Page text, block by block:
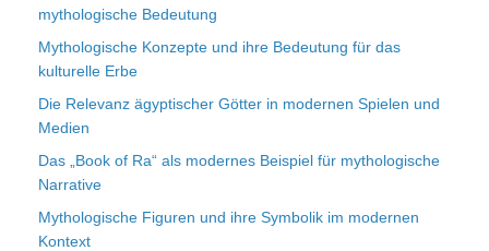
mythologische Bedeutung
Mythologische Konzepte und ihre Bedeutung für das
kulturelle Erbe
Die Relevanz ägyptischer Götter in modernen Spielen und
Medien
Das „Book of Ra“ als modernes Beispiel für mythologische
Narrative
Mythologische Figuren und ihre Symbolik im modernen
Kontext